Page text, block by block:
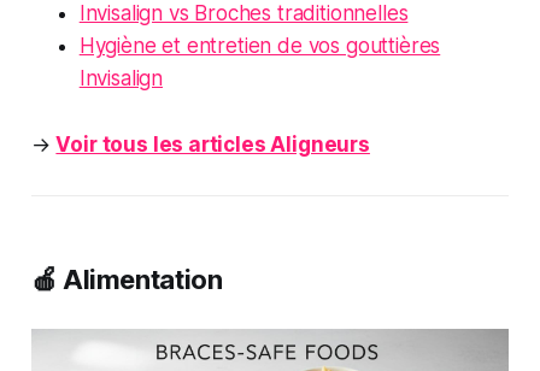
Invisalign vs Broches traditionnelles
Hygiène et entretien de vos gouttières
Invisalign
→Voir tous les articles Aligneurs
🍎 Alimentation